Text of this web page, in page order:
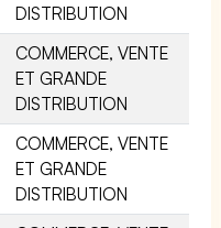
DISTRIBUTION
COMMERCE, VENTE
ET GRANDE
DISTRIBUTION
COMMERCE, VENTE
ET GRANDE
DISTRIBUTION